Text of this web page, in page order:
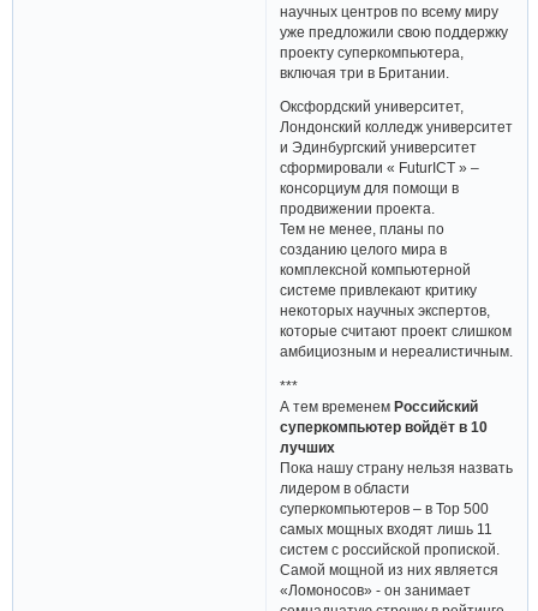
научных центров по всему миру
уже предложили свою поддержку
проекту суперкомпьютера,
включая три в Британии.
Оксфордский университет,
Лондонский колледж университет
и Эдинбургский университет
сформировали « FuturICT » –
консорциум для помощи в
продвижении проекта.
Тем не менее, планы по
созданию целого мира в
комплексной компьютерной
системе привлекают критику
некоторых научных экспертов,
которые считают проект слишком
амбициозным и нереалистичным.
***
А тем временемРоссийский
суперкомпьютер войдёт в 10
лучших
Пока нашу страну нельзя назвать
лидером в области
суперкомпьютеров – в Top 500
самых мощных входят лишь 11
систем с российской пропиской.
Самой мощной из них является
«Ломоносов» - он занимает